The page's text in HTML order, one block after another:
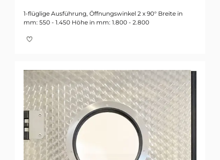
1-flüglige Ausführung, Öffnungswinkel 2 x 90° Breite in
mm: 550 - 1.450 Höhe in mm: 1.800 - 2.800